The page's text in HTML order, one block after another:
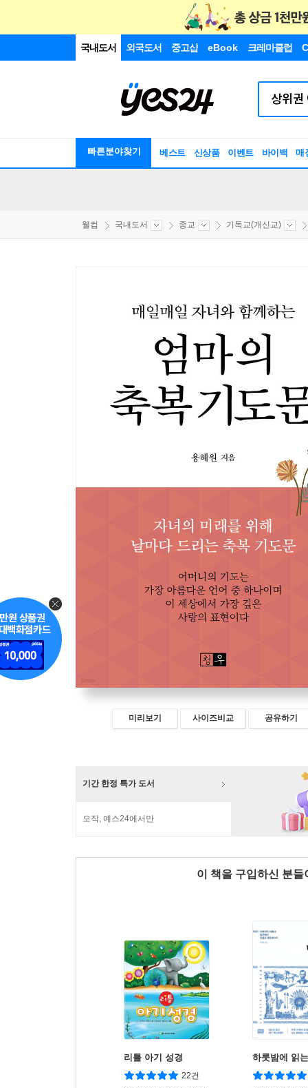
국내도서 외국도서 중고샵 eBook 크레마클럽
빠른분야찾기 베스트 신상품 이벤트 바이백 매
웰컴 국내도서 종교 기독교(개신교)
미리보기 사이즈비교 공유하기
기간 한정 특가 도서
오직, 예스24에서만
이 책을 구입하신 분
리틀 아기 성경
22건
하룻밤에 읽